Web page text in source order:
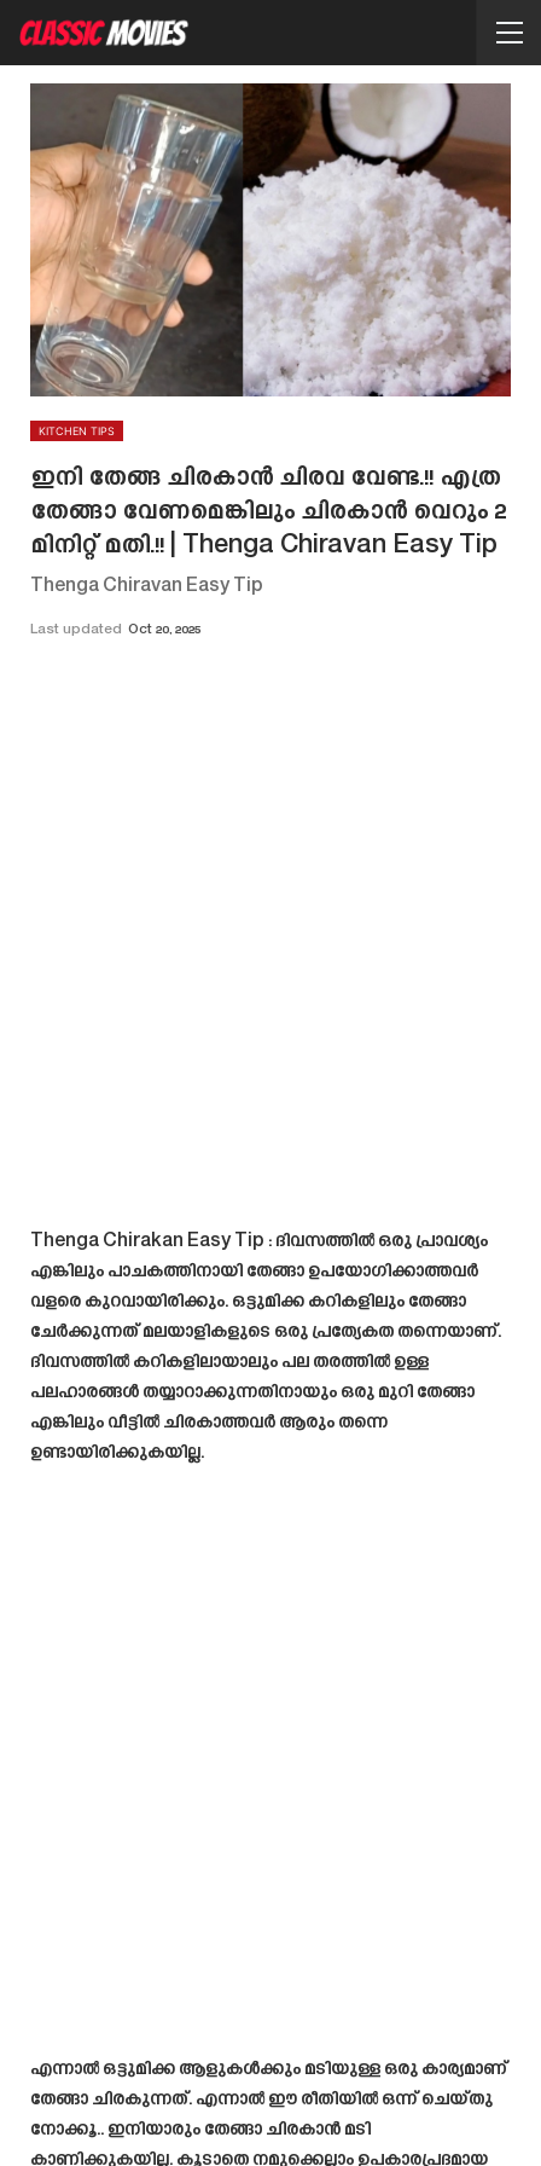
KITCHEN TIPS
ഇനി തേങ്ങ ചിരകാൻ ചിരവ വേണ്ട.!! എത്ര
തേങ്ങാ വേണമെങ്കിലും ചിരകാൻ വെറും 2
മിനിറ്റ് മതി.!! | Thenga Chiravan Easy Tip
Thenga Chiravan Easy Tip
Last updated Oct 20, 2025
Thenga Chirakan Easy Tip : ദിവസത്തിൽ ഒരു പ്രാവശ്യം
എങ്കിലും പാചകത്തിനായി തേങ്ങാ ഉപയോഗിക്കാത്തവർ
വളരെ കുറവായിരിക്കും. ഒട്ടുമിക്ക കറികളിലും തേങ്ങാ
ചേർക്കുന്നത് മലയാളികളുടെ ഒരു പ്രത്യേകത തന്നെയാണ്.
ദിവസത്തിൽ കറികളിലായാലും പല തരത്തിൽ ഉള്ള
പലഹാരങ്ങൾ തയ്യാറാക്കുന്നതിനായും ഒരു മുറി തേങ്ങാ
എങ്കിലും വീട്ടിൽ ചിരകാത്തവർ ആരും തന്നെ
ഉണ്ടായിരിക്കുകയില്ല.
എന്നാൽ ഒട്ടുമിക്ക ആളുകൾക്കും മടിയുള്ള ഒരു കാര്യമാണ്
തേങ്ങാ ചിരകുന്നത്. എന്നാൽ ഈ രീതിയിൽ ഒന്ന് ചെയ്തു
നോക്കൂ.. ഇനിയാരും തേങ്ങാ ചിരകാൻ മടി
കാണിക്കുകയില്ല. കൂടാതെ നമുക്കെല്ലാം ഉപകാരപ്രദമായ